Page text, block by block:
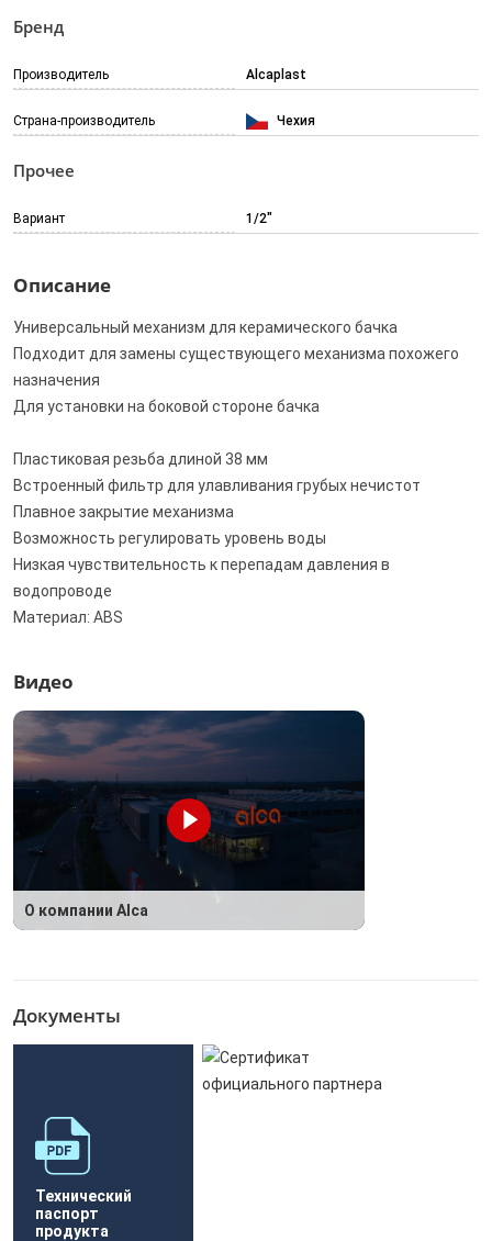
Бренд
Производитель Alcaplast
Страна-производитель Чехия
Прочее
Вариант 1/2"
Описание
Универсальный механизм для керамического бачка
Подходит для замены существующего механизма похожего
назначения
Для установки на боковой стороне бачка
Пластиковая резьба длиной 38 мм
Встроенный фильтр для улавливания грубых нечистот
Плавное закрытие механизма
Возможность регулировать уровень воды
Низкая чувствительность к перепадам давления в
водопроводе
Материал: ABS
Видео
О компании Alca
Документы
Технический
паспорт
продукта